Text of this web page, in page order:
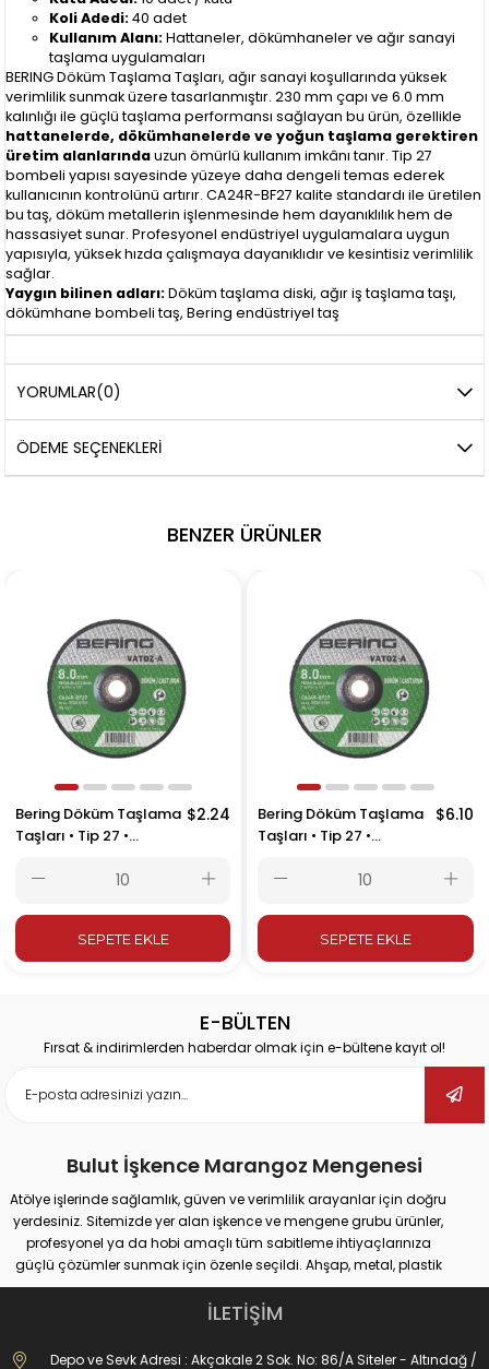
Koli Adedi:40 adet
Kullanım Alanı:Hattaneler, dökümhaneler ve ağır sanayi
taşlama uygulamaları
BERING Döküm Taşlama Taşları, ağır sanayi koşullarında yüksek
verimlilik sunmak üzere tasarlanmıştır. 230 mm çapı ve 6.0 mm
kalınlığı ile güçlü taşlama performansı sağlayan bu ürün, özellikle
hattanelerde, dökümhanelerde ve yoğun taşlama gerektiren
üretim alanlarındauzun ömürlü kullanım imkânı tanır. Tip 27
bombeli yapısı sayesinde yüzeye daha dengeli temas ederek
kullanıcının kontrolünü artırır. CA24R-BF27 kalite standardı ile üretilen
bu taş, döküm metallerin işlenmesinde hem dayanıklılık hem de
hassasiyet sunar. Profesyonel endüstriyel uygulamalara uygun
yapısıyla, yüksek hızda çalışmaya dayanıklıdır ve kesintisiz verimlilik
sağlar.
Yaygın bilinen adları:Döküm taşlama diski, ağır iş taşlama taşı,
dökümhane bombeli taş, Bering endüstriyel taş
YORUMLAR(0)
ÖDEME SEÇENEKLERI
BENZER ÜRÜNLER
Bering Döküm Taşlama
Taşları • Tip 27 •
180x8.0x22.23
$2.24
SEPETE EKLE
Bering Döküm Taşlama
Taşları • Tip 27 •
22.23
$6.10
SEPETE EKLE
E-BÜLTEN
Fırsat & indirimlerden haberdar olmak için e-bültene kayıt ol!
Bulut İşkence Marangoz Mengenesi
Atölye işlerinde sağlamlık, güven ve verimlilik arayanlar için doğru
yerdesiniz. Sitemizde yer alan işkence ve mengene grubu ürünler,
profesyonel ya da hobi amaçlı tüm sabitleme ihtiyaçlarınıza
güçlü çözümler sunmak için özenle seçildi. Ahşap, metal, plastik
gibi farklı yüzeylerde güvenli tutuş sağlayan ürünlerimiz;
marangozluk, kaynak, delme, montaj ve tamir gibi pek çok alanda
maksimum performans vadediyor.
İster büyük ölçekli sanayi tipi işler yapıyor olun, ister evde basit
İLETİŞİM
Depo ve Sevk Adresi : Akçakale 2 Sok. No: 86/A Siteler - Altındağ /